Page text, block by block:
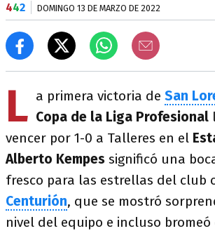
442 DOMINGO 13 DE MARZO DE 2022
L a primera victoria de San
Copa de la Liga Profesional
vencer por 1-0 a Talleres en el
Alberto Kempes significó una
fresco para las estrellas del club
Centurión, que se mostró
nivel del equipo e incluso